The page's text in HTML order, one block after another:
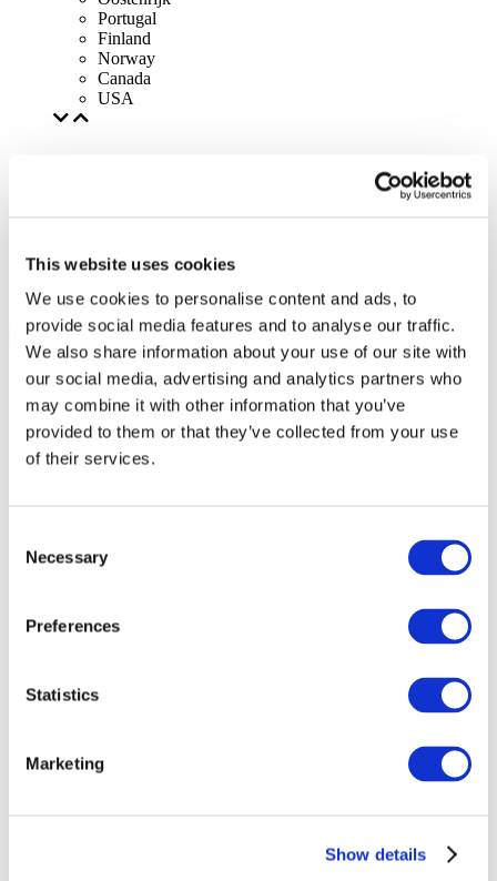
This website uses cookies
We use cookies to personalise content and ads, to
provide social media features and to analyse our traffic.
We also share information about your use of our site with
our social media, advertising and analytics partners who
may combine it with other information that you’ve
provided to them or that they’ve collected from your use
of their services.
Selection
Necessary
Preferences
Statistics
Marketing
Show details
Portugal
Finland
Norway
Canada
USA
Alle